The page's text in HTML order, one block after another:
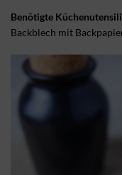
Benötigte
Backblech mit